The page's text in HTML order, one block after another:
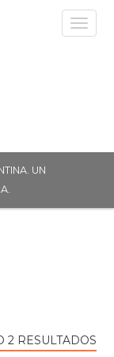
UN
2 RESULTADOS